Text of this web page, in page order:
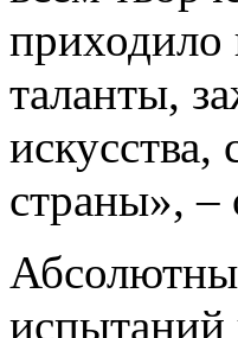
приходило
таланты,
искусства,
страны», –
испытаний